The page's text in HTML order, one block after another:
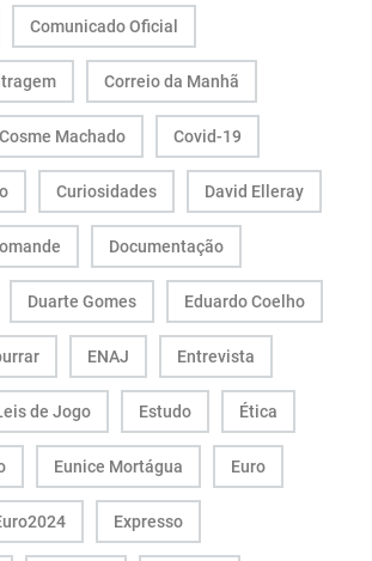
Comunicado Oficial
Correio da Manhã
Cosme Machado Covid-19
Curiosidades David Elleray
Documentação
Duarte Gomes Eduardo Coelho
ENAJ Entrevista
de Jogo Estudo Ética
Eunice Mortágua Euro
Expresso